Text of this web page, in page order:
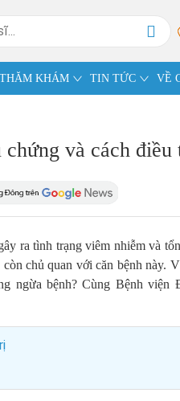
KHÁM TIN TỨC VỀ
và cách điều
ra tình trạng viêm nhiễm và
chủ quan với căn bệnh này.
ngừa bệnh? Cùng Bệnh viện